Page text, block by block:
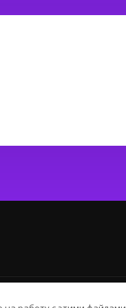
ThemeArile